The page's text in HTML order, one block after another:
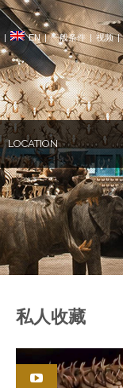
| EN | 一般条件 | 视频 |
LOCATION
私人收藏